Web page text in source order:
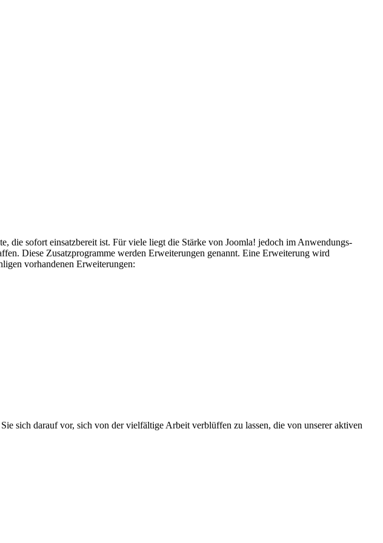
die sofort einsatzbereit ist. Für viele liegt die Stärke von Joomla! jedoch im Anwendungs-
Diese Zusatzprogramme werden Erweiterungen genannt. Eine Erweiterung wird
vorhandenen Erweiterungen:
sich darauf vor, sich von der vielfältige Arbeit verblüffen zu lassen, die von unserer aktiven